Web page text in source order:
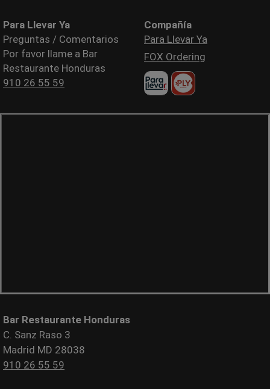
Para Llevar Ya
Preguntas / Comentarios
Por favor llame a Bar
Restaurante Honduras
910 26 55 59
Compañía
Para Llevar Ya
FOX Ordering
Bar Restaurante Honduras
C. Sanz Raso 3
Madrid MD 28038
910 26 55 59